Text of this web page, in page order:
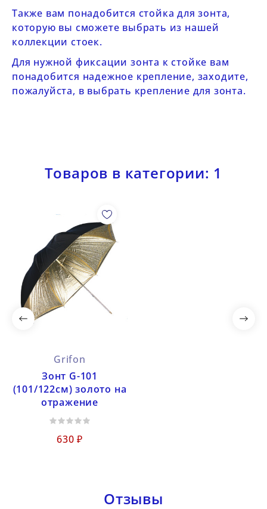
Также вам понадобится стойка для зонта,
которую вы сможете выбрать из нашей
коллекции стоек.
Для нужной фиксации зонта к стойке вам
понадобится надежное крепление, заходите,
пожалуйста, в выбрать крепление для зонта.
Товаров в категории: 1
Grifon
Зонт G-101
(101/122см) золото на
отражение
630 ₽
Отзывы